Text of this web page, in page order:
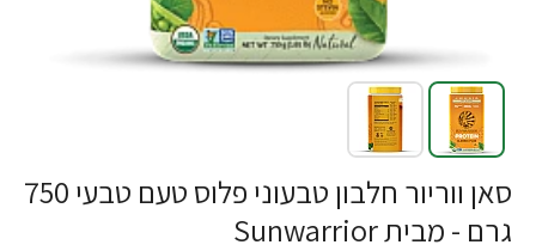
סאן ווריור חלבון טבעוני פלוס טעם טבעי 750
גרם - מבית Sunwarrior